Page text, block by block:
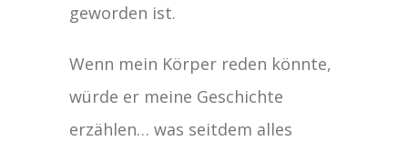
geworden ist.
Wenn mein Körper reden könnte,
würde er meine Geschichte
erzählen… was seitdem alles